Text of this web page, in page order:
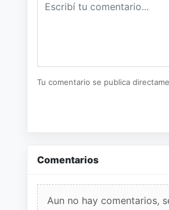
Tu comentario se publica
Comentarios
Aun no hay comentarios,